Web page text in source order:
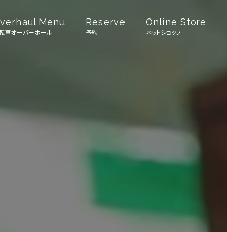
Menu
車オーバーホール
Reserve
予約
Online Store
ネットショップ